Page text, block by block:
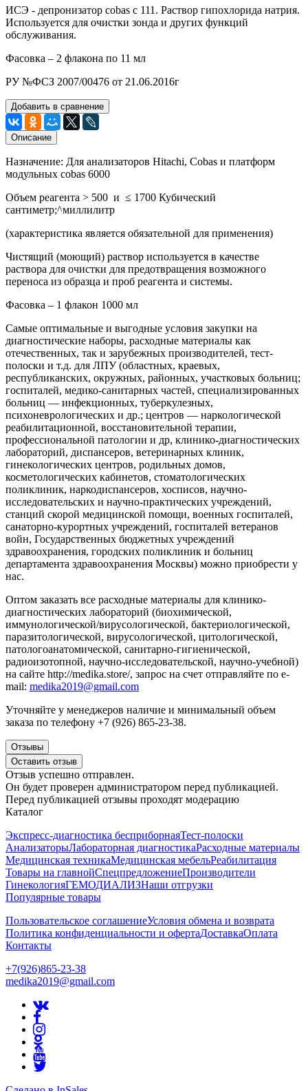
ИСЭ - депронизатор cobas c 111. Раствор гипохлорида натрия.
Используется для очистки зонда и других функций
обслуживания.
Фасовка – 2 флакона по 11 мл
РУ №ФСЗ 2007/00476 от 21.06.2016г
Добавить в сравнение
Описание
Назначение: Для анализаторов Hitachi, Cobas и платформ
модульных cobas 6000
Объем реагента > 500 и ≤ 1700 Кубический
сантиметр;^миллилитр
(характеристика является обязательной для применения)
Чистящий (моющий) раствор используется в качестве
раствора для очистки для предотвращения возможного
переноса из образца и проб реагента и системы.
Фасовка – 1 флакон 1000 мл
Самые оптимальные и выгодные условия закупки на
диагностические наборы, расходные материалы как
отечественных, так и зарубежных производителей, тест-
полоски и т.д. для ЛПУ (областных, краевых,
республиканских, окружных, районных, участковых больниц;
госпиталей, медико-санитарных частей, специализированных
больниц — инфекционных, туберкулезных,
психоневрологических и др.; центров — наркологической
реабилитационной, восстановительной терапии,
профессиональной патологии и др, клинико-диагностических
лабораторий, диспансеров, ветеринарных клиник,
гинекологических центров, родильных домов,
косметологических кабинетов, стоматологических
поликлиник, наркодиспансеров, хосписов, научно-
исследовательских и научно-практических учреждений,
станций скорой медицинской помощи, военных госпиталей,
санаторно-курортных учреждений, госпиталей ветеранов
войн, Государственных бюджетных учреждений
здравоохранения, городских поликлиник и больниц
департамента здравоохранения Москвы) можно приобрести у
нас.
Оптом заказать все расходные материалы для клинико-
диагностических лабораторий (биохимической,
иммунологической/вирусологической, бактериологической,
паразитологической, вирусологической, цитологической,
патологоанатомической, санитарно-гигиенической,
радиоизотопной, научно-исследовательской, научно-учебной)
на сайте http://medika.store/, запрос на счет отправляйте по e-
mail: medika2019@gmail.com
Уточняйте у менеджеров наличие и минимальный объем
заказа по телефону +7 (926) 865-23-38.
Отзывы
Оставить отзыв
Отзыв успешно отправлен.
Он будет проверен администратором перед публикацией.
Перед публикацией отзывы проходят модерацию
Каталог
Экспресс-диагностика бесприборнаяТест-полоски
АнализаторыЛабораторная диагностикаРасходные материалы
Медицинская техникаМедицинская мебельРеабилитация
Товары на главнойСпецпредложениеПроизводители
ГинекологияГЕМОДИАЛИЗНаши отгрузки
Популярные товары
Пользовательское соглашениеУсловия обмена и возврата
Политика конфиденциальности и офертаДоставкаОплата
Контакты
+7(926)865-23-38
medika2019@gmail.com